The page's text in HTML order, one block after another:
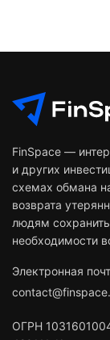
FinSpace —
и других
схемах обмана
возврата
людям
необходимости
Электронная
ОГРН